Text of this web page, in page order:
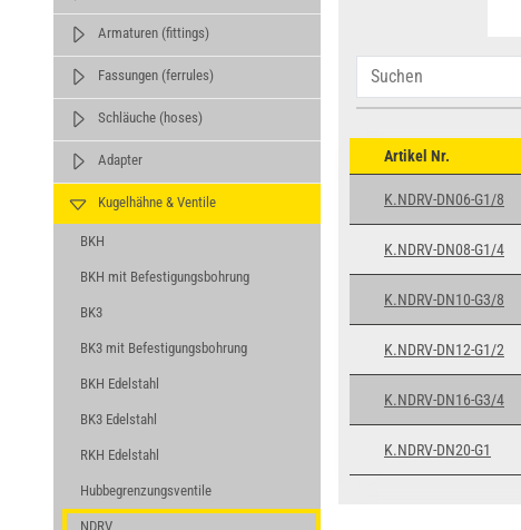
Armaturen (fittings)
Fassungen (ferrules)
Schläuche (hoses)
Adapter
Kugelhähne & Ventile
BKH
BKH mit Befestigungsbohrung
BK3
BK3 mit Befestigungsbohrung
BKH Edelstahl
BK3 Edelstahl
RKH Edelstahl
Hubbegrenzungsventile
NDRV
Artikel Nr.
K.NDRV-DN06-G1/8
K.NDRV-DN08-G1/4
K.NDRV-DN10-G3/8
K.NDRV-DN12-G1/2
K.NDRV-DN16-G3/4
K.NDRV-DN20-G1